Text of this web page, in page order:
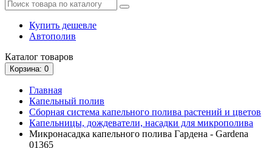
Купить дешевле
Автополив
Каталог товаров
Корзина: 0
Главная
Капельный полив
Сборная система капельного полива растений и цветов
Капельницы, дождеватели, насадки для микрополива
Микронасадка капельного полива Гардена - Gardena
01365